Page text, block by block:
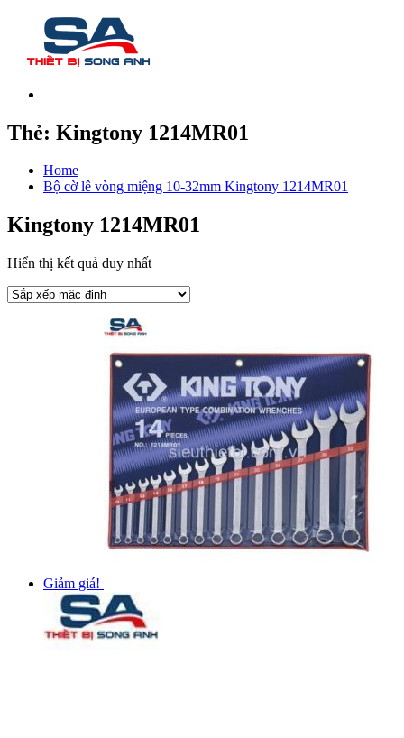
Thẻ: Kingtony 1214MR01
Home
Bộ cờ lê vòng miệng 10-32mm Kingtony 1214MR01
Kingtony 1214MR01
Hiển thị kết quả duy nhất
Giảm giá!